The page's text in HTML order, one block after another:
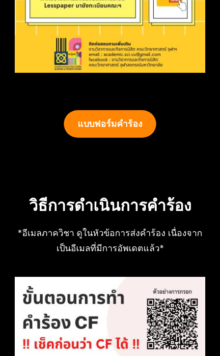
แบบฟอร์มคำร้อง
วิธีการดำเนินการคำร้อง
*อีเมลภาควิชา ดูในหัวข้อการส่งคำร้อง เนื่องจาก
เป็นอีเมลที่มีการอัพเดตแล้ว*